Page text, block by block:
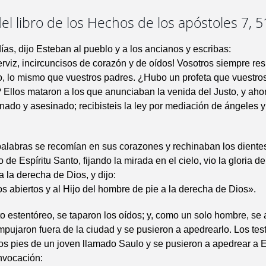
libro de los Hechos de los apóstoles 7,
dijo Esteban al pueblo y a los ancianos y escribas:
incircuncisos de corazón y de oídos! Vosotros siempre
lo mismo que vuestros padres. ¿Hubo un profeta que
Ellos mataron a los que anunciaban la venida del Justo, y
y asesinado; recibisteis la ley por mediación de ángeles
se recomían en sus corazones y rechinaban los
de Espíritu Santo, fijando la mirada en el cielo, vio la gloria
la derecha de Dios, y dijo:
abiertos y al Hijo del hombre de pie a la derecha de Dios».
estentóreo, se taparon los oídos; y, como un solo hombre, se
fuera de la ciudad y se pusieron a apedrearlo. Los
pies de un joven llamado Saulo y se pusieron a apedrear a